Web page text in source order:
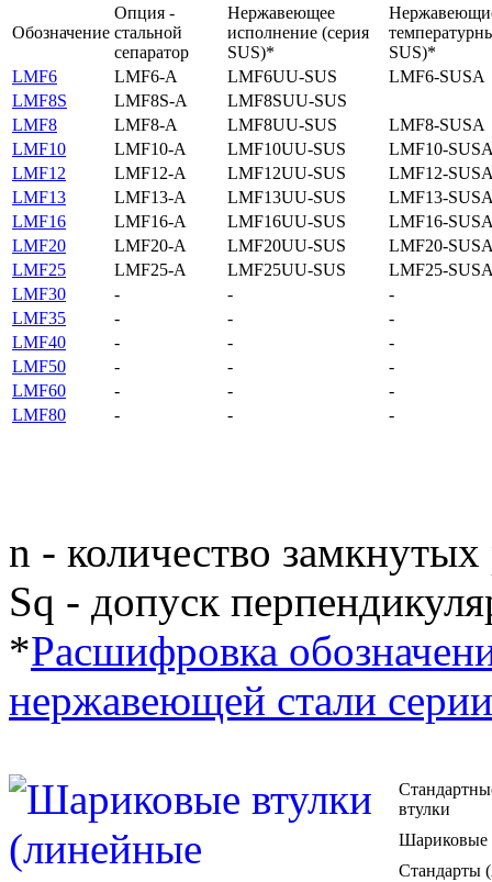
Обозначение
Опция -
стальной
сепаратор
Нержавеющее
исполнение (серия
SUS)*
SUS)*
LMF6
LMF6-A LMF6UU-SUS
LMF6-SUSA
LMF8S
LMF8S-A
LMF8SUU-SUS
LMF8
LMF8-A LMF8UU-SUS
LMF8-SUSA
LMF10
LMF10-A LMF10UU-SUS
LMF10-
LMF12
LMF12-A LMF12UU-SUS
LMF12-
LMF13
LMF13-A LMF13UU-SUS
LMF13-
LMF16
LMF16-A LMF16UU-SUS
LMF16-
LMF20
LMF20-A LMF20UU-SUS
LMF20-
LMF25
LMF25-A LMF25UU-SUS
LMF25-
LMF30
- -
-
LMF35
- -
-
LMF40
- -
-
LMF50
- -
-
LMF60
- -
-
LMF80
- - -
n - количество
Sq - допуск
*Расшифровка
нержавеющей стали
втулки
Шариковые
Стандарты